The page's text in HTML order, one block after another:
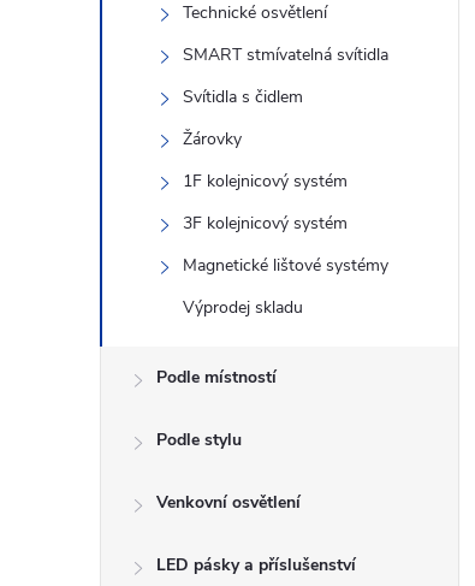
Technické osvětlení
SMART stmívatelná svítidla
Svítidla s čidlem
Žárovky
1F kolejnicový systém
3F kolejnicový systém
Magnetické lištové systémy
Výprodej skladu
Podle místností
Podle stylu
Venkovní osvětlení
LED pásky a příslušenství